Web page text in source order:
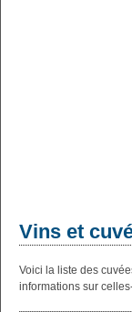
Vins et
Voici la liste des
informations sur